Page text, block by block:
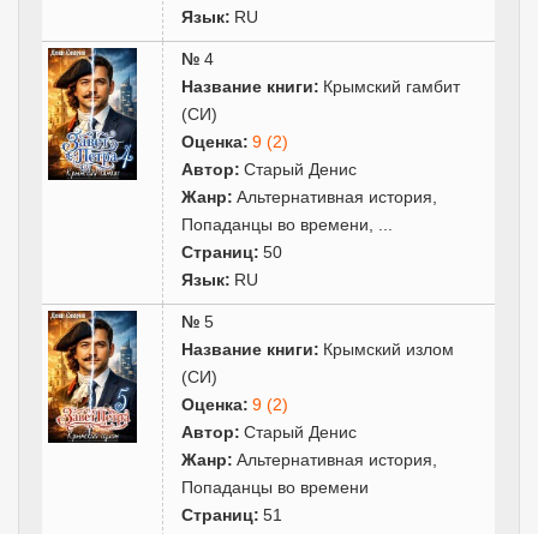
Язык: RU
№ 4
Название книги: Крымский гамбит
(СИ)
Оценка: 9 (2)
Автор: Старый Денис
Жанр: Альтернативная история
Попаданцы во времени
Страниц: 50
Язык: RU
№ 5
Название книги: Крымский излом
(СИ)
Оценка: 9 (2)
Автор: Старый Денис
Жанр: Альтернативная история
Попаданцы во времени
Страниц: 51